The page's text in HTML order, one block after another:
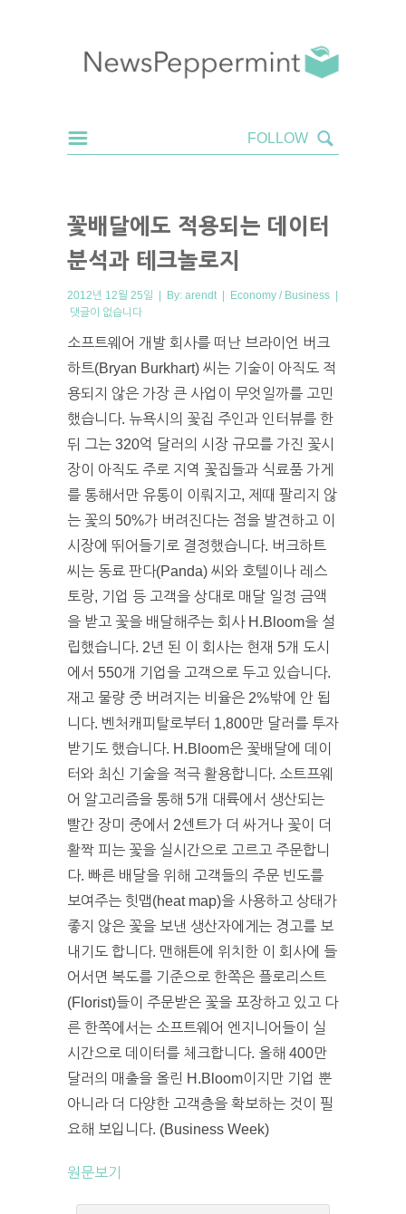
꽃배달에도 적용되는 데이터
분석과 테크놀로지
2012년 12월 25일 | By: arendt | Economy / Business |
댓글이 없습니다
소프트웨어 개발 회사를 떠난 브라이언 버크
하트(Bryan Burkhart) 씨는 기술이 아직도 적
용되지 않은 가장 큰 사업이 무엇일까를 고민
했습니다. 뉴욕시의 꽃집 주인과 인터뷰를 한
뒤 그는 320억 달러의 시장 규모를 가진 꽃시
장이 아직도 주로 지역 꽃집들과 식료품 가게
를 통해서만 유통이 이뤄지고, 제때 팔리지 않
는 꽃의 50%가 버려진다는 점을 발견하고 이
시장에 뛰어들기로 결정했습니다. 버크하트
씨는 동료 판다(Panda) 씨와 호텔이나 레스
토랑, 기업 등 고객을 상대로 매달 일정 금액
을 받고 꽃을 배달해주는 회사 H.Bloom을 설
립했습니다. 2년 된 이 회사는 현재 5개 도시
에서 550개 기업을 고객으로 두고 있습니다.
재고 물량 중 버려지는 비율은 2%밖에 안 됩
니다. 벤처캐피탈로부터 1,800만 달러를 투자
받기도 했습니다. H.Bloom은 꽃배달에 데이
터와 최신 기술을 적극 활용합니다. 소트프웨
어 알고리즘을 통해 5개 대륙에서 생산되는
빨간 장미 중에서 2센트가 더 싸거나 꽃이 더
활짝 피는 꽃을 실시간으로 고르고 주문합니
다. 빠른 배달을 위해 고객들의 주문 빈도를
보여주는 힛맵(heat map)을 사용하고 상태가
좋지 않은 꽃을 보낸 생산자에게는 경고를 보
내기도 합니다. 맨해튼에 위치한 이 회사에 들
어서면 복도를 기준으로 한쪽은 플로리스트
(Florist)들이 주문받은 꽃을 포장하고 있고 다
른 한쪽에서는 소프트웨어 엔지니어들이 실
시간으로 데이터를 체크합니다. 올해 400만
달러의 매출을 올린 H.Bloom이지만 기업 뿐
아니라 더 다양한 고객층을 확보하는 것이 필
요해 보입니다. (Business Week)
원문보기